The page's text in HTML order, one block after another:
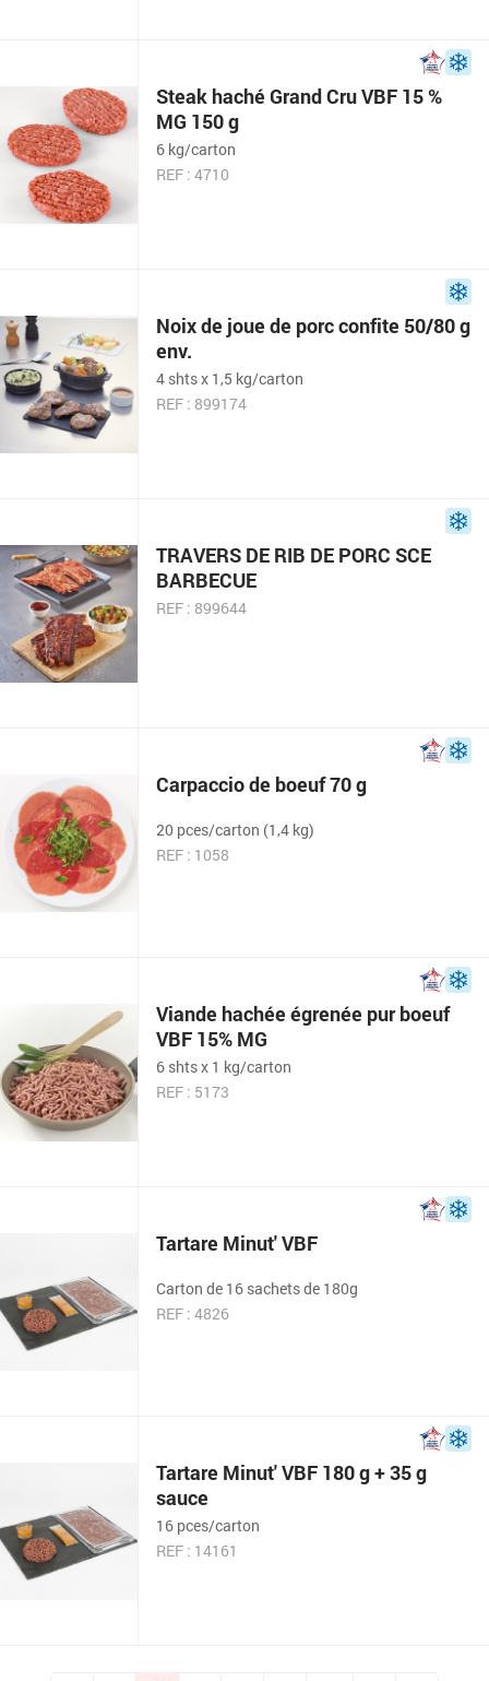
Steak haché Grand Cru VBF 15 %
MG 150 g
6 kg/carton
REF : 4710
Noix de joue de porc confite 50/80 g
env.
4 shts x 1,5 kg/carton
REF : 899174
TRAVERS DE RIB DE PORC SCE
BARBECUE
REF : 899644
Carpaccio de boeuf 70 g
20 pces/carton (1,4 kg)
REF : 1058
Viande hachée égrenée pur boeuf
VBF 15% MG
6 shts x 1 kg/carton
REF : 5173
Tartare Minut' VBF
Carton de 16 sachets de 180g
REF : 4826
Tartare Minut' VBF 180 g + 35 g
sauce
16 pces/carton
REF : 14161